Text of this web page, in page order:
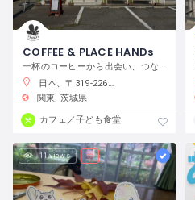
COFFEE & PLACE HANDs
一杯のコーヒーから出会い、つながり、何かが始まるまちの居場所
日本、〒319-2266 茨城県常陸大宮市抽ヶ台町８６４−１
関東
茨城県
カフェ／子ども食堂
11 views